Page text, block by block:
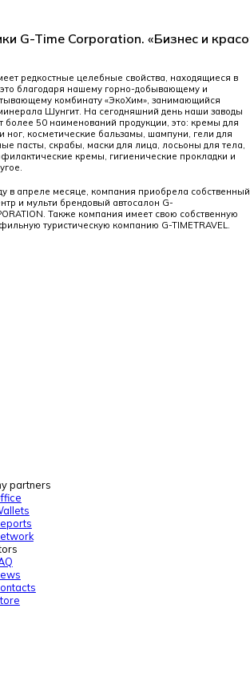
G-Time Corporation. «Бизнес и
редкостные целебные свойства, находящиеся в
благодаря нашему горно-добывающему и
комбинату «ЭкоХим», занимающийся
Шунгит. На сегодняшний день наши заводы
более 50 наименований продукции, это: кремы для
ног, косметические бальзамы, шампуни, гели для
пасты, скрабы, маски для лица, лосьоны для тела,
кремы, гигиенические прокладки и
в апреле месяце, компания приобрела собственный
и мульти брендовый автосалон G-
Также компания имеет свою собственную
туристическую компанию G-TIMETRAVEL.
partners